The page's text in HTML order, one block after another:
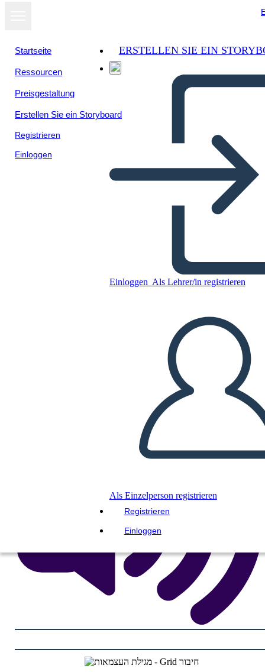
Startseite
Ressourcen
Preisgestaltung
Erstellen Sie ein Storyboard
Registrieren
Einloggen
ERSTELLEN SIE EIN
Einloggen Als Lehrer/in registrieren
Als Einzelperson registrieren
Registrieren
Einloggen
מגילת העצמאות - Grid חיבור
Kopieren Sie dieses Storyboard
ERSTELLEN SIE EIN STORYBOARD
DIASHOW ABSPIELEN
LIES MIR VOR